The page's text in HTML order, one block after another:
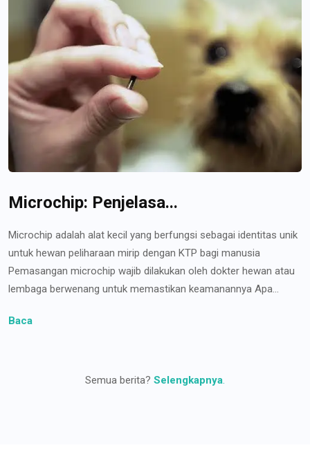
Microchip: Penjelasa...
Microchip adalah alat kecil yang berfungsi sebagai identitas unik
untuk hewan peliharaan mirip dengan KTP bagi manusia
Pemasangan microchip wajib dilakukan oleh dokter hewan atau
lembaga berwenang untuk memastikan keamanannya Apa...
Baca
Semua berita? Selengkapnya